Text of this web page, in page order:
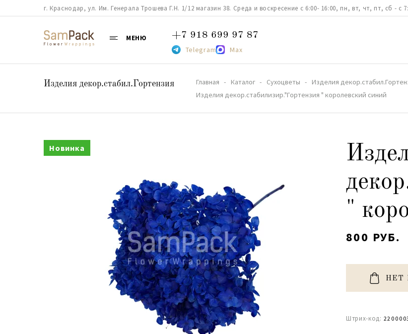
г. Краснодар, ул. Им. Генерала Трошева Г.Н. 1/12 магазин 38. Среда и воскресение с 6:00- 16:00, пн, вт, чт, пт, сб - с
МЕНЮ +7 918 699 97 87
Telegram Max
Изделия декор.стабил.Гортензия Главная Каталог Сухоцветы
Изделия
Изделия декор.стабилизир."Гортензия " королевский синий
Новинка
"
800 РУБ.
НЕТ
Штрих-код: